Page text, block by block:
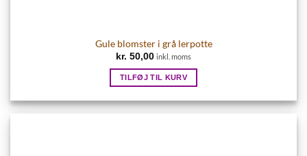
Gule blomster i grå lerpotte
kr. 50,00 inkl. moms
TILFØJ TIL KURV